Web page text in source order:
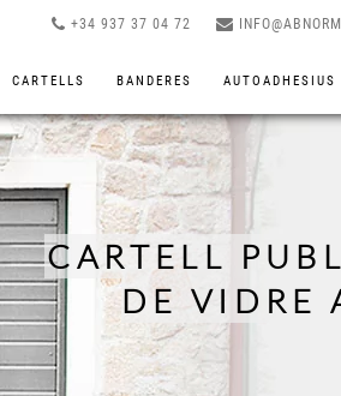
+34 937 37 04 72
CARTELLS BANDERES AUTOADHESIUS
CARTELL
DE VIDRE